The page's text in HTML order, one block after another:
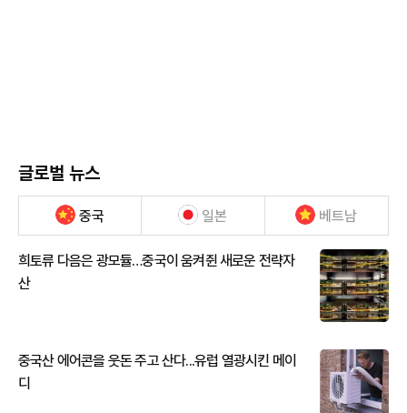
글로벌 뉴스
중국 일본 베트남
희토류 다음은 광모듈…중국이 움켜쥔 새로운 전략자
산
중국산 에어콘을 웃돈 주고 산다...유럽 열광시킨 메이
디